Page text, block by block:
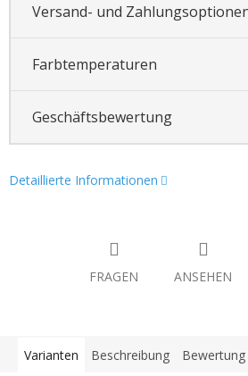
Versand- und
Farbtemperaturen
Geschäftsbewertung
Detaillierte Informationen
FRAGEN ANSEHEN
Varianten Beschreibung Bewertung